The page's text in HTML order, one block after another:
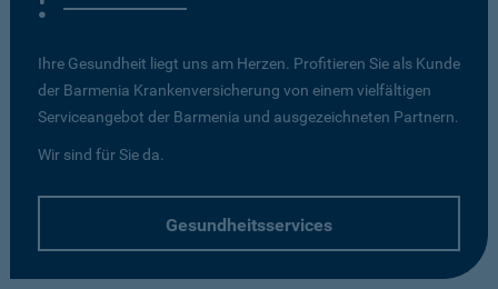
Ihre Gesundheit liegt uns am Herzen. Profitieren Sie als Kunde
der Barmenia Krankenversicherung von einem vielfältigen
Serviceangebot der Barmenia und ausgezeichneten Partnern.
Wir sind für Sie da.
Gesundheitsservices